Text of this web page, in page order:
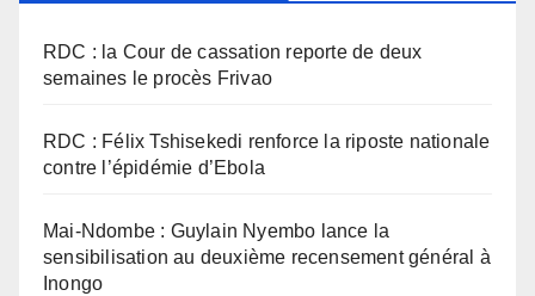
RDC : la Cour de cassation reporte de deux
semaines le procès Frivao
RDC : Félix Tshisekedi renforce la riposte nationale
contre l’épidémie d’Ebola
Mai-Ndombe : Guylain Nyembo lance la
sensibilisation au deuxième recensement général à
Inongo